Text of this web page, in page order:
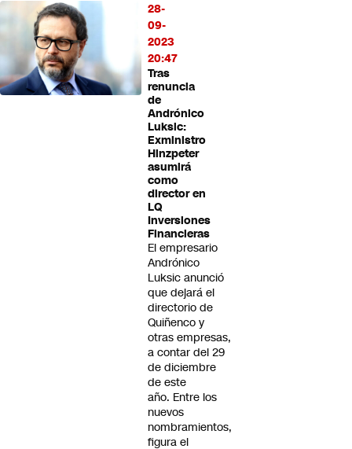
28-
09-
2023
20:47
Tras
renuncia
de
Andrónico
Luksic:
Exministro
Hinzpeter
asumirá
como
director en
LQ
Inversiones
Financieras
El empresario
Andrónico
Luksic anunció
que dejará el
directorio de
Quiñenco y
otras empresas,
a contar del 29
de diciembre
de este
año. Entre los
nuevos
nombramientos,
figura el